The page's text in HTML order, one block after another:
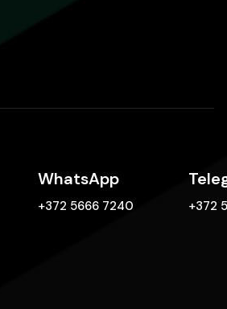
WhatsApp
+372 5666 7240 +372